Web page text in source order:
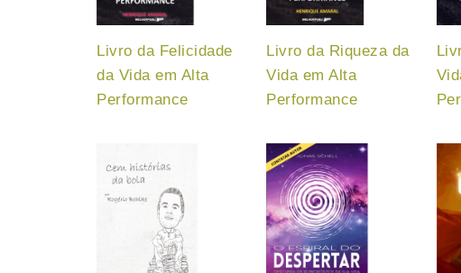
Livro da Felicidade
da Vida em Alta
Performance
Livro da Riqueza da
Vida em Alta
Performance